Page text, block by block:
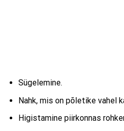
Sügelemine.
Nahk, mis on põletike vahel
Higistamine piirkonnas